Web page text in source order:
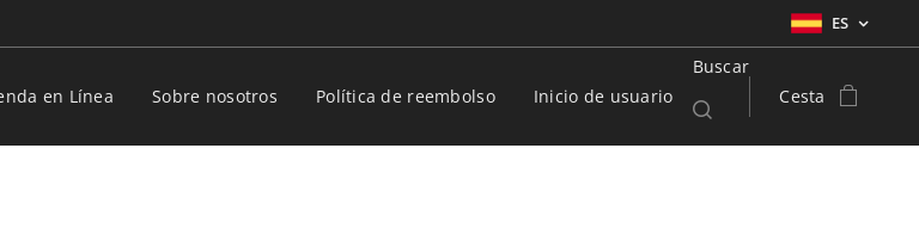
ES
en Línea Sobre nosotros Política de reembolso Inicio de usuario
Buscar
Cesta